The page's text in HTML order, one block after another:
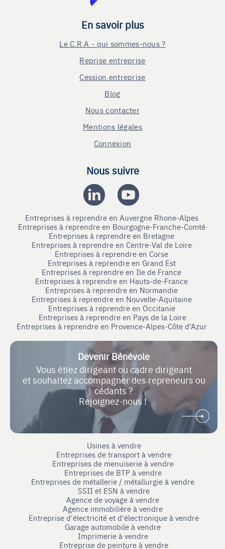
En savoir plus
Le C.R.A - qui sommes-nous ?
Reprise entreprise
Cession entreprise
Blog
Nous contacter
Mentions légales
Connexion
Nous suivre
Entreprises à reprendre en Auvergne Rhone-Alpes
Entreprises à reprendre en Bourgogne-Franche-Comté
Entreprises à reprendre en Bretagne
Entreprises à reprendre en Centre-Val de Loire
Entreprises à reprendre en Corse
Entreprises à reprendre en Grand Est
Entreprises à reprendre en Ile de France
Entreprises à reprendre en Hauts-de-France
Entreprises à reprendre en Normandie
Entreprises à reprendre en Nouvelle-Aquitaine
Entreprises à reprendre en Occitanie
Entreprises à reprendre en Pays de la Loire
Entreprises à reprendre en Provence-Alpes-Côte d'Azur
Devenir Bénévole
Vous étiez dirigeant ou cadre dirigeant
et souhaitez accompagner des repreneurs ou
cédants ?
Rejoignez-nous !
Usines à vendre
Entreprises de transport à vendre
Entreprises de menuiserie à vendre
Entreprises de BTP à vendre
Entreprises de métallerie / métallurgie à vendre
SSII et ESN à vendre
Agence de voyage à vendre
Agence immobilière à vendre
Entreprise d'électricité et d'électronique à vendre
Garage automobile à vendre
Imprimerie à vendre
Entreprise de peinture à vendre